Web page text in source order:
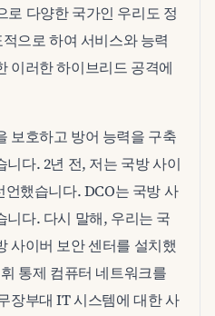
로 다양한 국가인 우리도 정
으로 하여 서비스와 능력
이러한 하이브리드 공격에
보호하고 방어 능력을 구축
다. 2년 전, 저는 국방 사이
했습니다. DCO는 국방 사
니다. 다시 말해, 우리는 국
사이버 보안 센터를 설치했
통제 컴퓨터 네트워크를
장부대 IT 시스템에 대한 사